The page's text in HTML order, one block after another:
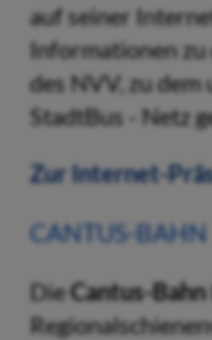
auf seiner
Informationen zu
des NVV, zu dem
StadtBus - Netz
Zur Internet-
CANTUS-BAHN
DieCantus-Bahn